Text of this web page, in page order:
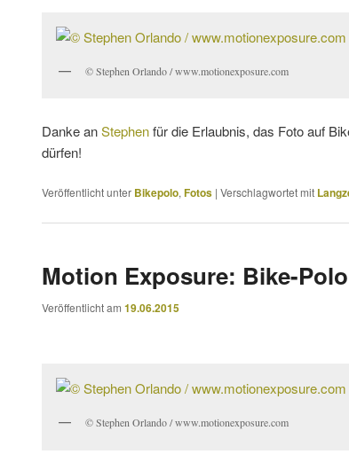
© Stephen Orlando / www.motionexposure.com
Danke anStephenfür die Erlaubnis, das Foto auf
dürfen!
Veröffentlicht unter Bikepolo, Fotos | Verschlagwortet mit
Motion Exposure: Bike-
Veröffentlicht am 19.06.2015
© Stephen Orlando / www.motionexposure.com